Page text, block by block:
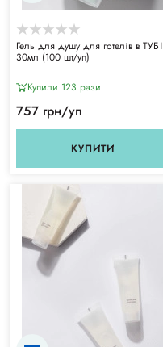
Гель для душу для готелів в ТУБІ
30мл (100 шт/уп)
Купили 123 рази
757 грн/уп
КУПИТИ